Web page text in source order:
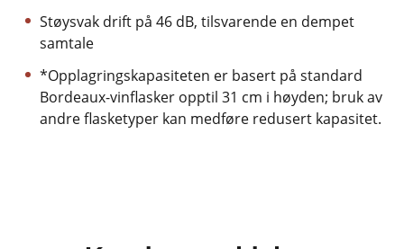
Støysvak drift på 46 dB, tilsvarende en dempet
samtale
*Opplagringskapasiteten er basert på standard
Bordeaux-vinflasker opptil 31 cm i høyden; bruk av
andre flasketyper kan medføre redusert kapasitet.